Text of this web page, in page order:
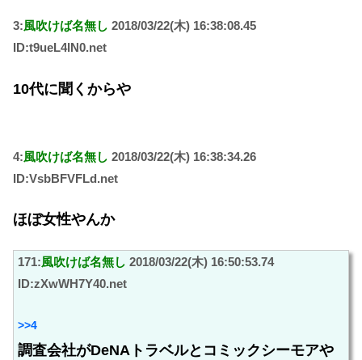
3:風吹けば名無し 2018/03/22(木) 16:38:08.45
ID:t9ueL4lN0.net
10代に聞くからや
4:風吹けば名無し 2018/03/22(木) 16:38:34.26
ID:VsbBFVFLd.net
ほぼ女性やんか
171:風吹けば名無し 2018/03/22(木) 16:50:53.74
ID:zXwWH7Y40.net
>>4
調査会社がDeNAトラベルとコミックシーモアや